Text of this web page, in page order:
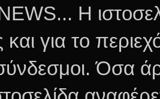
Η
για το
Όσα